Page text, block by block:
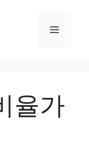
메
율가